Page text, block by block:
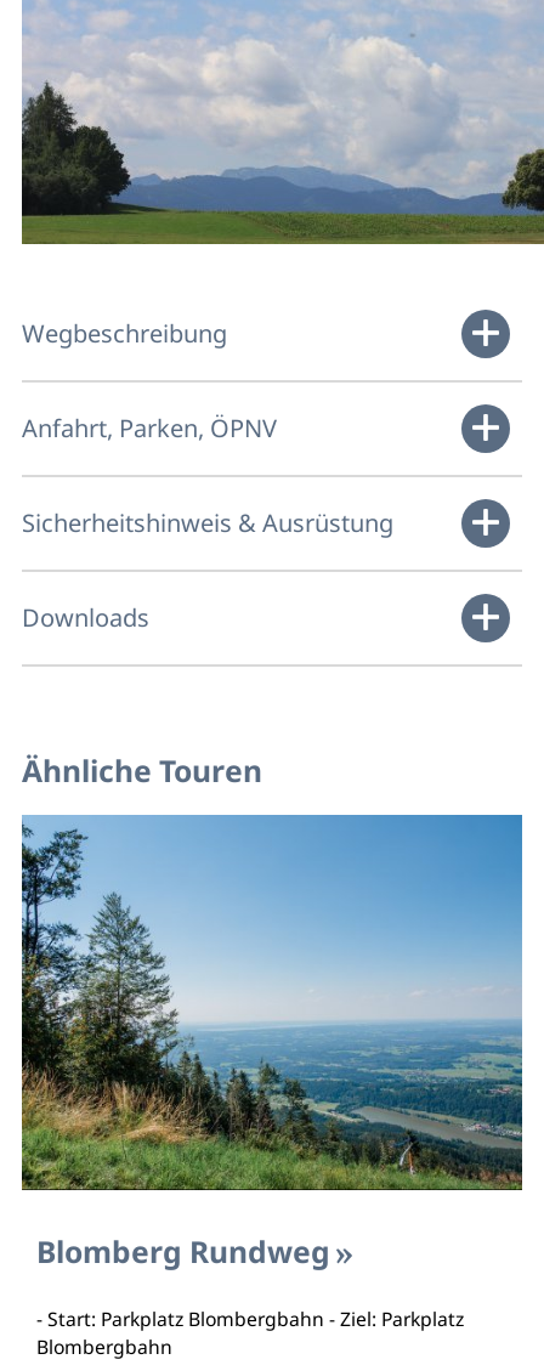
Wegbeschreibung
Anfahrt, Parken, ÖPNV
Sicherheitshinweis & Ausrüstung
Downloads
Ähnliche Touren
Blomberg Rundweg
- Start: Parkplatz Blombergbahn - Ziel: Parkplatz
Blombergbahn